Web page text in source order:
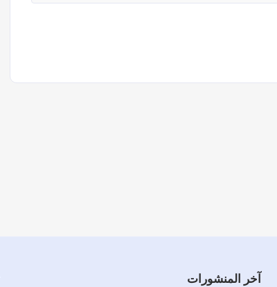
آخر المنشورات